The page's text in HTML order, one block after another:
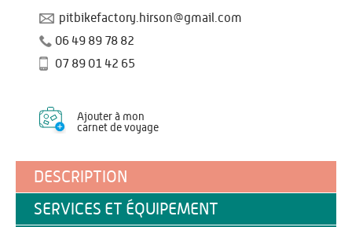
pitbikefactory.hirson@gmail.com
06 49 89 78 82
07 89 01 42 65
Ajouter à mon
carnet de voyage
DESCRIPTION
SERVICES ET ÉQUIPEMENT